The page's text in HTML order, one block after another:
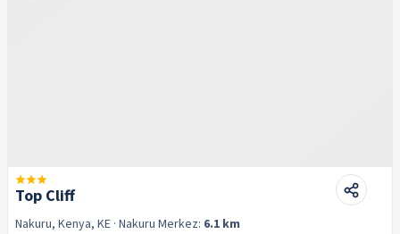
Top Cliff
Nakuru, Kenya, KE · Nakuru Merkez: 6.1 km